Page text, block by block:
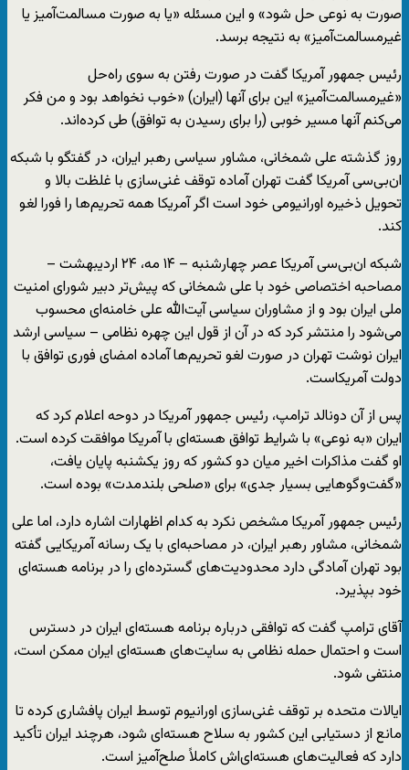
صورت به نوعی حل شود» و این مسئله «یا به صورت مسالمت‌آمیز یا
غیرمسالمت‌آمیز» به نتیجه برسد.
رئیس جمهور آمریکا گفت در صورت رفتن به سوی راه‌حل
«غیرمسالمت‌آمیز» این برای آنها (ایران) «خوب نخواهد بود و من فکر
می‌کنم آنها مسیر خوبی (را برای رسیدن به توافق) طی کرده‌اند.
روز گذشته علی شمخانی،‌ مشاور سیاسی رهبر ایران، در گفتگو با شبکه
ان‌بی‌سی آمریکا گفت تهران آماده توقف غنی‌سازی با غلظت بالا و
تحویل ذخیره اورانیومی خود است اگر آمریکا همه تحریم‌ها را فورا لغو
کند.
شبکه ان‌بی‌سی آمریکا عصر چهارشنبه – ۱۴ مه، ۲۴ اردیبهشت –
مصاحبه اختصاصی خود با علی شمخانی که پیش‌تر دبیر شورای امنیت
ملی ایران بود و از مشاوران سیاسی آیت‌الله علی خامنه‌ای محسوب
می‌شود را منتشر کرد که در آن از قول این چهره نظامی – سیاسی ارشد
ایران نوشت تهران در صورت لغو تحریم‌ها آماده امضای فوری توافق با
دولت آمریکاست.
پس از آن دونالد ترامپ، رئیس جمهور آمریکا در دوحه اعلام کرد که
ایران «به نوعی» با شرایط توافق هسته‌ای با آمریکا موافقت کرده است.
او گفت مذاکرات اخیر میان دو کشور که روز یکشنبه پایان یافت،
«گفت‌وگوهایی بسیار جدی» برای «صلحی بلندمدت» بوده است.
رئیس جمهور آمریکا مشخص نکرد به کدام اظهارات اشاره دارد، اما علی
شمخانی، مشاور رهبر ایران، در مصاحبه‌ای با یک رسانه آمریکایی گفته
بود تهران آمادگی دارد محدودیت‌های گسترده‌ای را در برنامه هسته‌ای
خود بپذیرد.
آقای ترامپ گفت که توافقی درباره برنامه هسته‌ای ایران در دسترس
است و احتمال حمله نظامی به سایت‌های هسته‌ای ایران ممکن است،
منتفی شود.
ایالات متحده بر توقف غنی‌سازی اورانیوم توسط ایران پافشاری کرده تا
مانع از دستیابی این کشور به سلاح هسته‌ای شود، هرچند ایران تأکید
دارد که فعالیت‌های هسته‌ای‌اش کاملاً صلح‌آمیز است.